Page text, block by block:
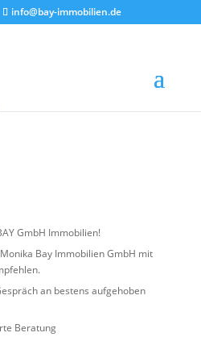
info@bay-immobilien.de
11, 2026
GmbH Immobilien!
Bay Immobilien GmbH mit
an bestens aufgehoben
Beratung